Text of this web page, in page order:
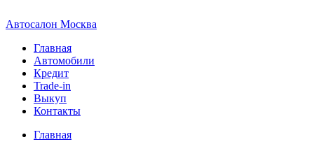
Автосалон Москва
Главная
Автомобили
Кредит
Trade-in
Выкуп
Контакты
Главная